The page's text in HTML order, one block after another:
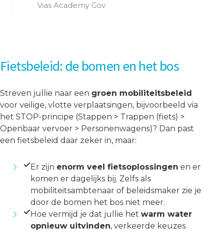
Vias Academy Gov
Fietsbeleid: de bomen en het bos
Streven jullie naar een groen mobiliteitsbeleid
voor veilige, vlotte verplaatsingen, bijvoorbeeld via
het STOP-principe (Stappen > Trappen (fiets) >
Openbaar vervoer > Personenwagens)? Dan past
een fietsbeleid daar zeker in, maar:
Er zijn enorm veel fietsoplossingen en er
komen er dagelijks bij. Zelfs als
mobiliteitsambtenaar of beleidsmaker zie je
door de bomen het bos niet meer.
Hoe vermijd je dat jullie hetwarm water
opnieuw uitvinden, verkeerde keuzes